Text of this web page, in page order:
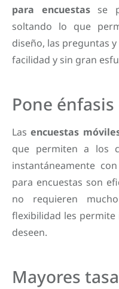
para encuestasse
soltando lo que
diseño, las preguntas
facilidad y sin gran
Pone
Lasencuestas
que permiten a los
instantáneamente
para encuestas son
no requieren
flexibilidad les
deseen.
Mayores